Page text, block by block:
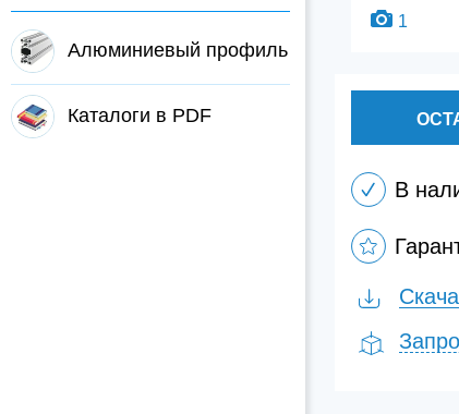
Алюминиевый профиль
Каталоги в PDF
1
В